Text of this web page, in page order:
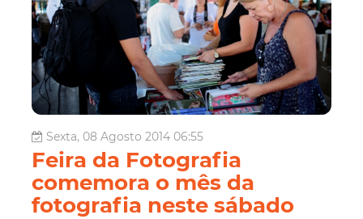
Sexta, 08 Agosto 2014 06:55
Feira da Fotografia
comemora o mês da
fotografia neste sábado